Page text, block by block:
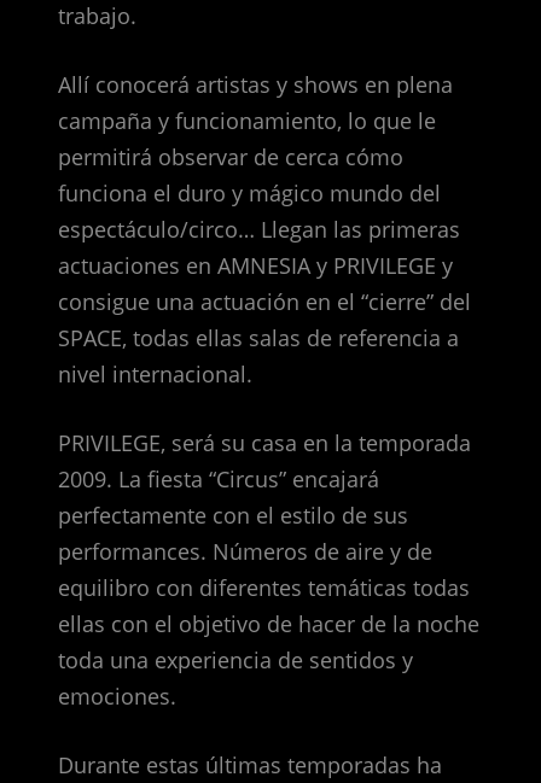
trabajo.
Allí conocerá artistas y shows en plena
campaña y funcionamiento, lo que le
permitirá observar de cerca cómo
funciona el duro y mágico mundo del
espectáculo/circo… Llegan las primeras
actuaciones en AMNESIA y PRIVILEGE y
consigue una actuación en el “cierre” del
SPACE, todas ellas salas de referencia a
nivel internacional.
PRIVILEGE, será su casa en la temporada
2009. La fiesta “Circus” encajará
perfectamente con el estilo de sus
performances. Números de aire y de
equilibro con diferentes temáticas todas
ellas con el objetivo de hacer de la noche
toda una experiencia de sentidos y
emociones.
Durante estas últimas temporadas ha